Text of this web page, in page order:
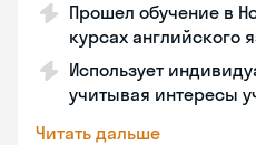
Прошел обучение в
курсах английского
Использует
учитывая интересы
Читать дальше